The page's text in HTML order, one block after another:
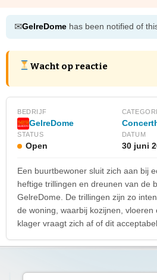
✉GelreDome has been notified of
Wacht op reactie
BEDRIJF
GelreDome
STATUS
Open
DATUM
30 juni
Een buurtbewoner sluit zich aan bij
heftige trillingen en dreunen van de
GelreDome. De trillingen zijn zo
de woning, waarbij kozijnen, vloeren
klager vraagt zich af of dit acceptabel